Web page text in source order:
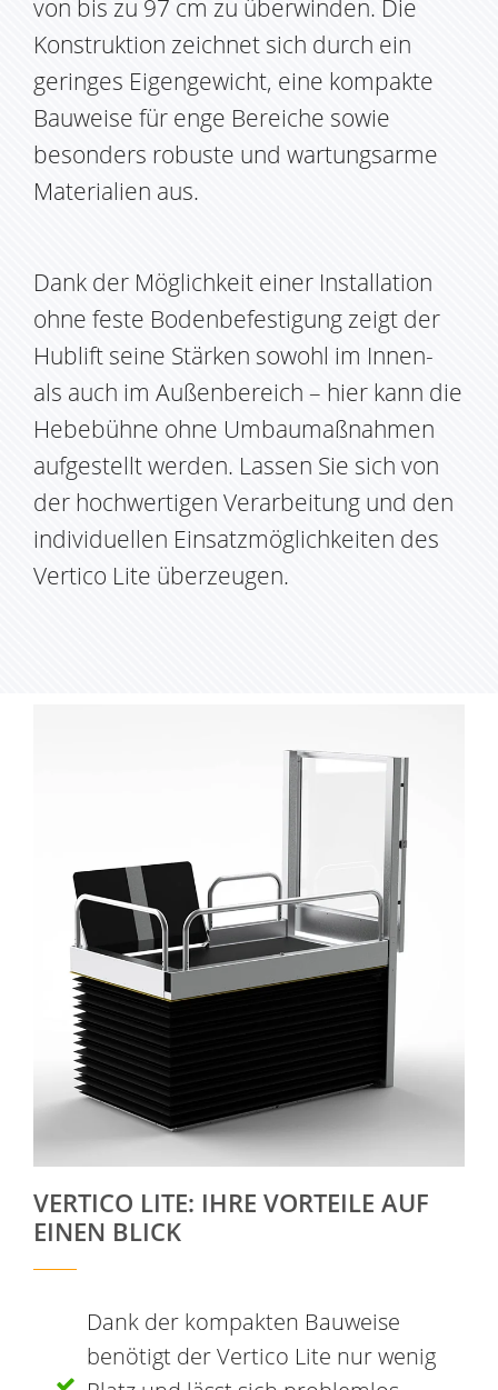
von bis zu 97 cm zu überwinden. Die
Konstruktion zeichnet sich durch ein
geringes Eigengewicht, eine kompakte
Bauweise für enge Bereiche sowie
besonders robuste und wartungsarme
Materialien aus.
Dank der Möglichkeit einer Installation
ohne feste Bodenbefestigung zeigt der
Hublift seine Stärken sowohl im Innen-
als auch im Außenbereich – hier kann die
Hebebühne ohne Umbaumaßnahmen
aufgestellt werden. Lassen Sie sich von
der hochwertigen Verarbeitung und den
individuellen Einsatzmöglichkeiten des
Vertico Lite überzeugen.
VERTICO LITE: IHRE VORTEILE AUF
EINEN BLICK
Dank der kompakten Bauweise
benötigt der Vertico Lite nur wenig